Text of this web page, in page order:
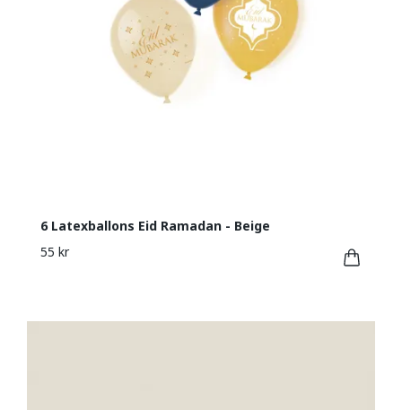
6 Latexballons Eid Ramadan - Beige
55 kr